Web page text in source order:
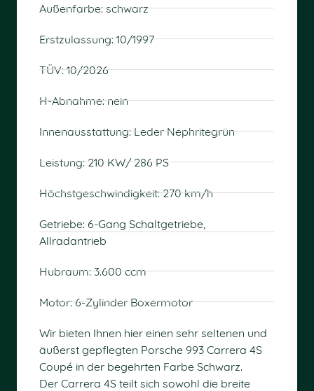
Außenfarbe: schwarz
Erstzulassung: 10/1997
TÜV: 10/2026
H-Abnahme: nein
Innenausstattung: Leder Nephritegrün
Leistung: 210 KW/ 286 PS
Höchstgeschwindigkeit: 270 km/h
Getriebe: 6-Gang Schaltgetriebe,
Allradantrieb
Hubraum: 3.600 ccm
Motor: 6-Zylinder Boxermotor
Wir bieten Ihnen hier einen sehr seltenen und
äußerst gepflegten Porsche 993 Carrera 4S
Coupé in der begehrten Farbe Schwarz.
Der Carrera 4S teilt sich sowohl die breite